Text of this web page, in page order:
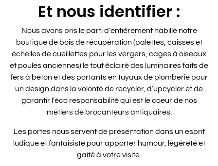
Et nous identifier :
Nous avons pris le parti d’entièrement habillé notre
boutique de bois de récupération (palettes, caisses et
échelles de cueillettes pour les vergers, cages à oiseaux
et poules anciennes) le tout éclairé des luminaires faits de
fers à béton et des portants en tuyaux de plomberie pour
un design dans la volonté de recycler, d’upcycler et de
garantir l’éco responsabilité qui est le coeur de nos
métiers de brocanteurs antiquaires.
Les portes nous servent de présentation dans un esprit
ludique et fantaisiste pour apporter humour, légéreté et
gaité à votre visite.